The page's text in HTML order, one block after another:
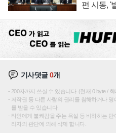
편 시동, '
기사댓글0개
200자까지 쓰실 수 있습니다. (현재 0 byte / 최
저작권 등 다른 사람의 권리를 침해하거나
를 받을 수 있습니다.
타인에게 불쾌감을 주는 욕설 등 비하하는
리자의 판단에 의해 삭제 합니다.